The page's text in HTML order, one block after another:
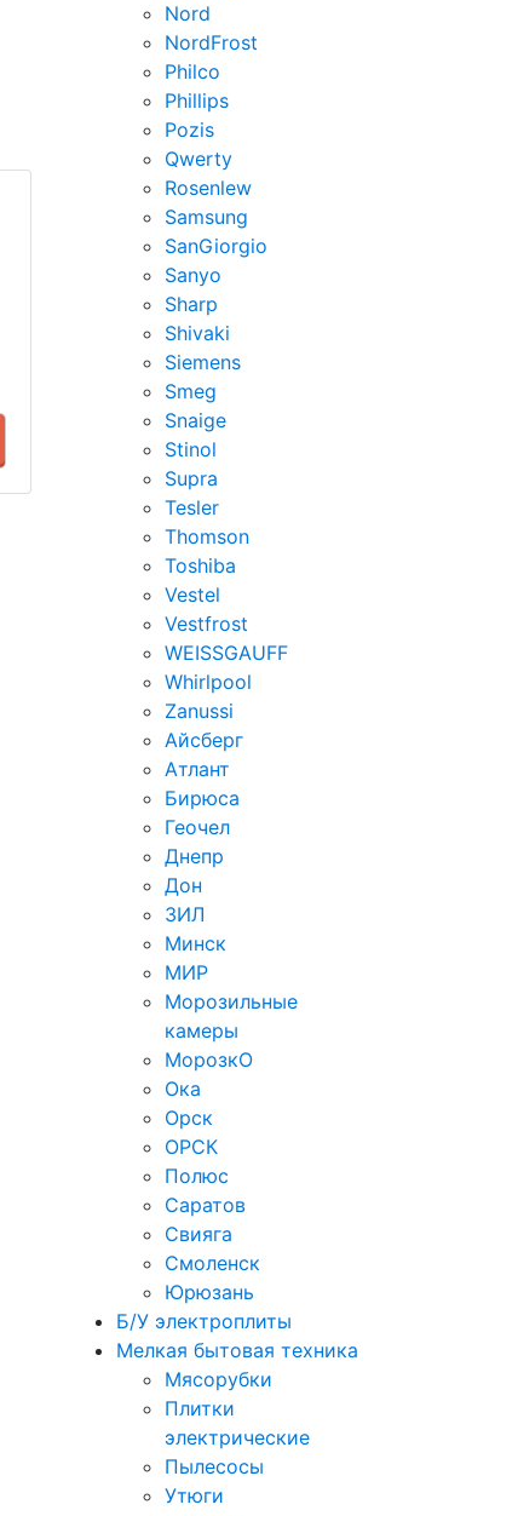
Nord
NordFrost
Philco
Phillips
Pozis
Qwerty
Rosenlew
Samsung
SanGiorgio
Sanyo
Sharp
Shivaki
Siemens
Smeg
Snaige
Stinol
Supra
Tesler
Thomson
Toshiba
Vestel
Vestfrost
WEISSGAUFF
Whirlpool
Zanussi
Айсберг
Атлант
Бирюса
Геочел
Днепр
Дон
ЗИЛ
Минск
МИР
Морозильные
камеры
МорозкО
Ока
Орск
ОРСК
Полюс
Саратов
Свияга
Смоленск
Юрюзань
Б/У электроплиты
Мелкая бытовая техника
Мясорубки
Плитки
электрические
Пылесосы
Утюги